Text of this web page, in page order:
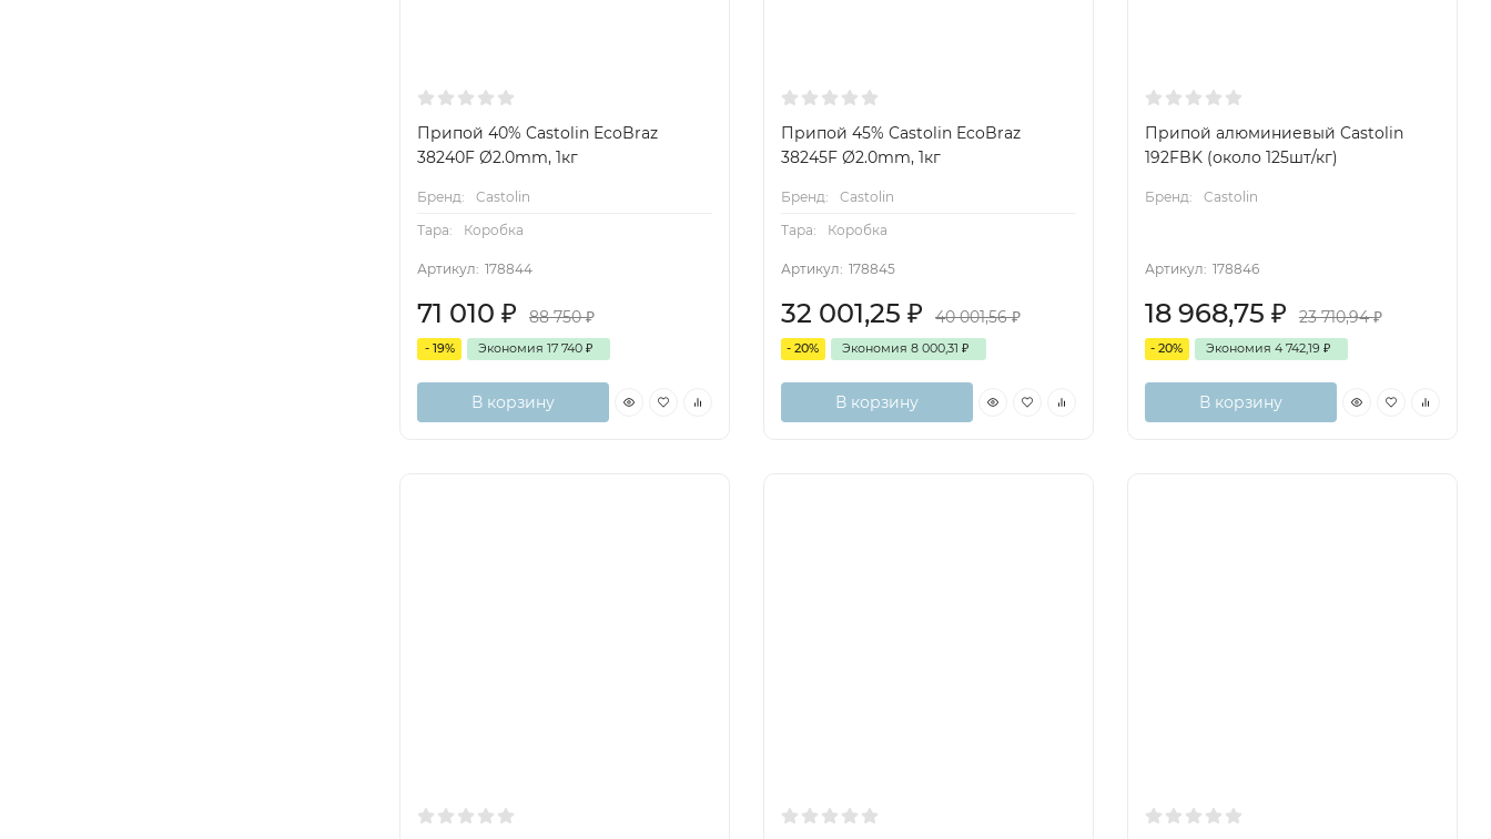
Припой 40% Castolin EcoBraz
38240F Ø2.0mm, 1кг
Бренд:
Castolin
Тара:
Коробка
Артикул: 178844
71 010 ₽ 88 750₽
- 19% Экономия 17 740 ₽
В корзину
Припой 45% Castolin EcoBraz
38245F Ø2.0mm, 1кг
Бренд:
Castolin
Тара:
Коробка
Артикул: 178845
32 001,25 ₽ 40 001,56₽
- 20% Экономия 8 000,31 ₽
В корзину
Припой алюминиевый Castolin
192FBK (около 125шт/кг)
Бренд: Castolin
Артикул: 178846
18 968,75 ₽ 23 710,94₽
- 20% Экономия 4 742,19 ₽
В корзину